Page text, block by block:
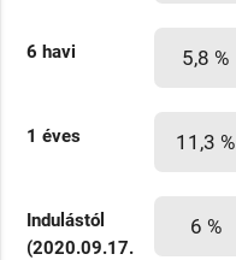
6 havi 5,8 %
1 éves 11,3 %
Indulástól
(2020.09.17.
6 %